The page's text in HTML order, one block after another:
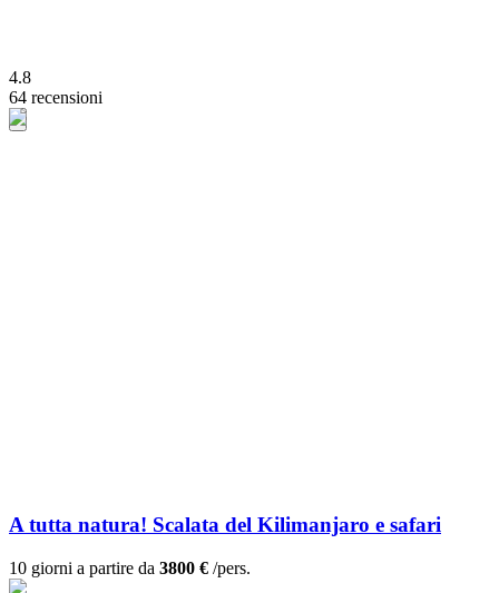
4.8
64 recensioni
A tutta natura! Scalata del Kilimanjaro e safari
10 giorni a partire da 3800 € /pers.